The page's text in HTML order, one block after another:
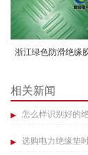
浙江绿色防滑绝缘
相关新闻
怎么样识别好的
选购电力绝缘垫